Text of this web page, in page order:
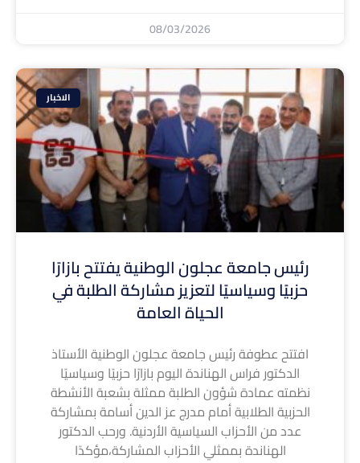
08/03/2026
الاخبار
رئيس جامعة عجلون الوطنية يفتتح بازارًا
حزبيًا وسياسيًا لتعزيز مشاركة الطلبة في
الحياة العامة
افتتح عطوفة رئيس جامعة عجلون الوطنية الأستاذ
الدكتور فراس الهناندة اليوم بازارًا حزبيًا وسياسيًا
نظمته عمادة شؤون الطلبة ممثلة بشعبة الأنشطة
الحزبية الطلابية أمام مدرج عز الدين أسامة بمشاركة
عدد من الأحزاب السياسية الأردنية. ورحب الدكتور
الهناندة بممثلي الأحزاب المشاركة،مؤكدًا